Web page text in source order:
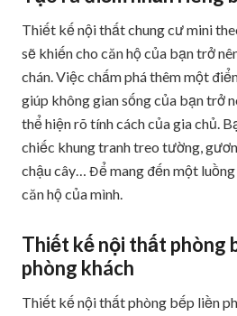
Thiết kế nội thất chung cư mini
sẽ khiến cho căn hộ của bạn trở
chán. Việc chấm phá thêm một
giúp không gian sống của bạn trở
thể hiện rõ tính cách của gia chủ.
chiếc khung tranh treo tường,
chậu cây… Để mang đến một
căn hộ của mình.
Thiết kế nội thất phòng
phòng khách
Thiết kế nội thất phòng bếp liền